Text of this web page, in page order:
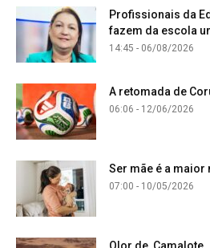
Profissionais da
fazem da escola
14:45 - 06/08/2026
A retomada de
06:06 - 12/06/2026
Ser mãe é a maior
07:00 - 10/05/2026